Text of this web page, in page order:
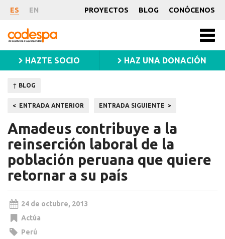
Noticia
ES EN PROYECTOS BLOG CONÓCENOS
CODESPA
HAZTE SOCIO HAZ UNA DONACIÓN
↑ BLOG
Navegación
de
entradas
ENTRADA ANTERIOR ENTRADA SIGUIENTE
Amadeus contribuye a la
reinserción laboral de la
población peruana que quiere
retornar a su país
24 de octubre, 2013
Actúa
Perú